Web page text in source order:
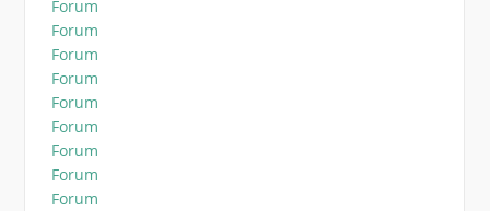
Forum
Forum
Forum
Forum
Forum
Forum
Forum
Forum
Forum